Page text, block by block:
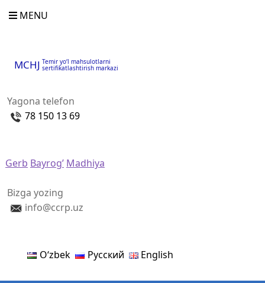
MENU
MCHJ Temir yo‘l mahsulotlarni
sertifikatlashtirish markazi
Yagona telefon
78 150 13 69
Gerb Bayrog’ Madhiya
Bizga yozing
info@ccrp.uz
Oʻzbek Русский English